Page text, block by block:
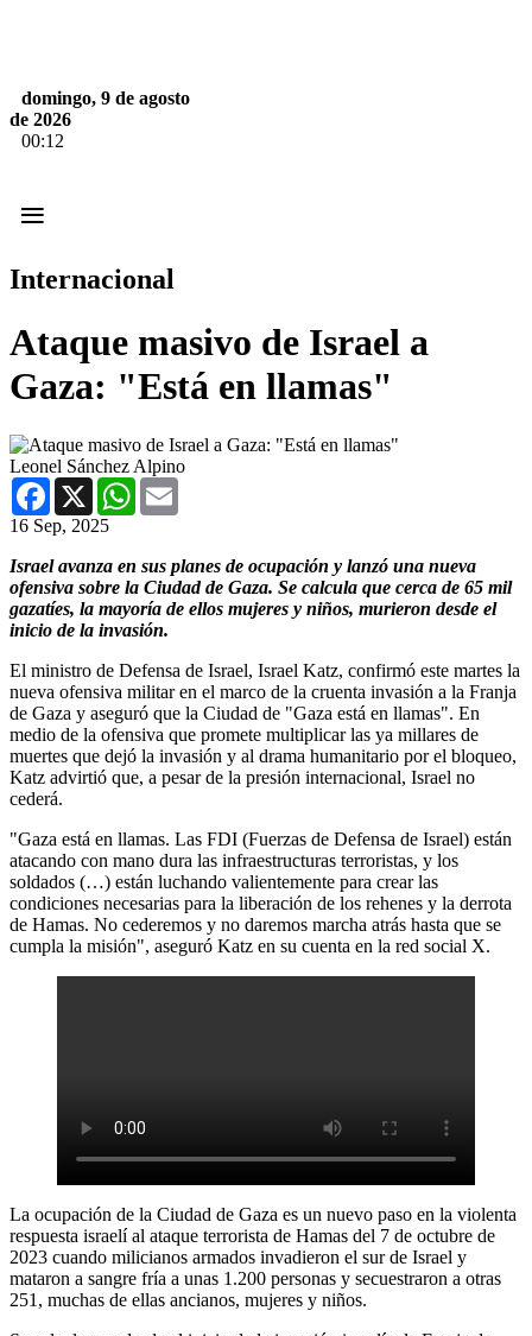
domingo, 9 de agosto
de 2026
00:12
≡
Internacional
Ataque masivo de Israel a
Gaza: "Está en llamas"
Leonel Sánchez Alpino
Facebook
X WhatsApp
16 Sep, 2025
Israel avanza en sus planes de ocupación y lanzó una nueva
ofensiva sobre la Ciudad de Gaza. Se calcula que cerca de 65 mil
gazatíes, la mayoría de ellos mujeres y niños, murieron desde el
inicio de la invasión.
El ministro de Defensa de Israel, Israel Katz, confirmó este martes la
nueva ofensiva militar en el marco de la cruenta invasión a la Franja
de Gaza y aseguró que la Ciudad de "Gaza está en llamas". En
medio de la ofensiva que promete multiplicar las ya millares de
muertes que dejó la invasión y al drama humanitario por el bloqueo,
Katz advirtió que, a pesar de la presión internacional, Israel no
cederá.
"Gaza está en llamas. Las FDI (Fuerzas de Defensa de Israel) están
atacando con mano dura las infraestructuras terroristas, y los
soldados (…) están luchando valientemente para crear las
condiciones necesarias para la liberación de los rehenes y la derrota
de Hamas. No cederemos y no daremos marcha atrás hasta que se
cumpla la misión", aseguró Katz en su cuenta en la red social X.
La ocupación de la Ciudad de Gaza es un nuevo paso en la violenta
respuesta israelí al ataque terrorista de Hamas del 7 de octubre de
2023 cuando milicianos armados invadieron el sur de Israel y
mataron a sangre fría a unas 1.200 personas y secuestraron a otras
251, muchas de ellas ancianos, mujeres y niños.